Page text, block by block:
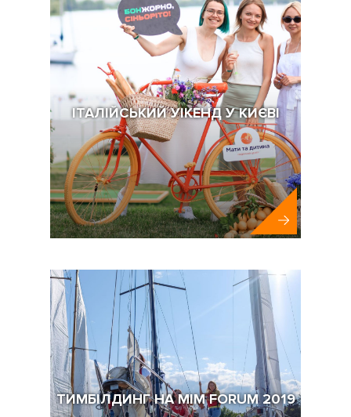
ІТАЛІЙСЬКИЙ УІКЕНД У КИЄВІ
ТИМБІЛДИНГ НА MIM FORUM 2019